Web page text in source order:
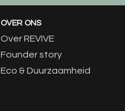
OVER ONS
Over REVIVE
Founder story
Eco & Duurzaamheid